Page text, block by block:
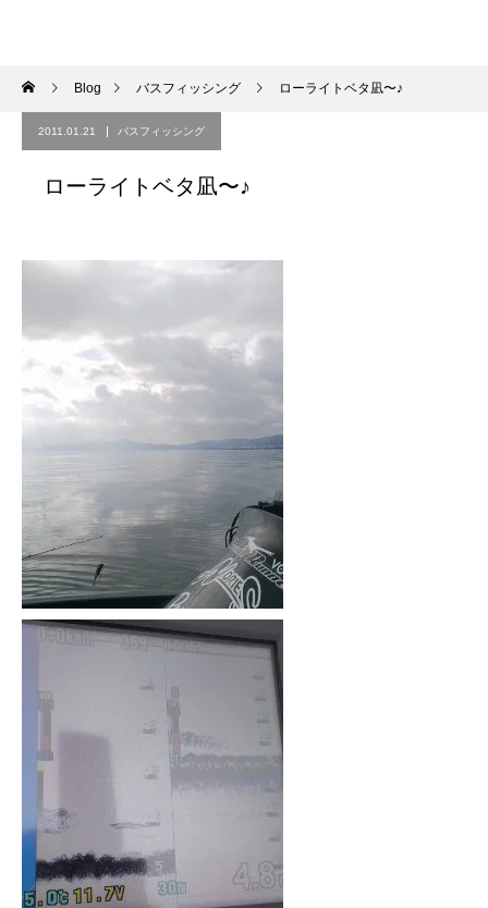
Blog バスフィッシング ローライトベタ凪〜♪
2011.01.21 バスフィッシング
ローライトベタ凪〜♪